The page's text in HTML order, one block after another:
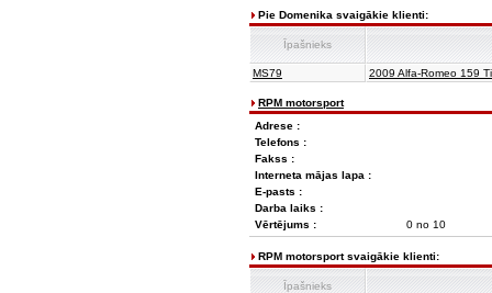
Pie Domenika svaigākie klienti:
Īpašnieks
MS79 2009 Alfa-Romeo 159 Ti
RPM motorsport
Adrese :
Telefons :
Fakss :
Interneta mājas lapa :
E-pasts :
Darba laiks :
Vērtējums :
0 no 10
RPM motorsport svaigākie klienti:
Īpašnieks